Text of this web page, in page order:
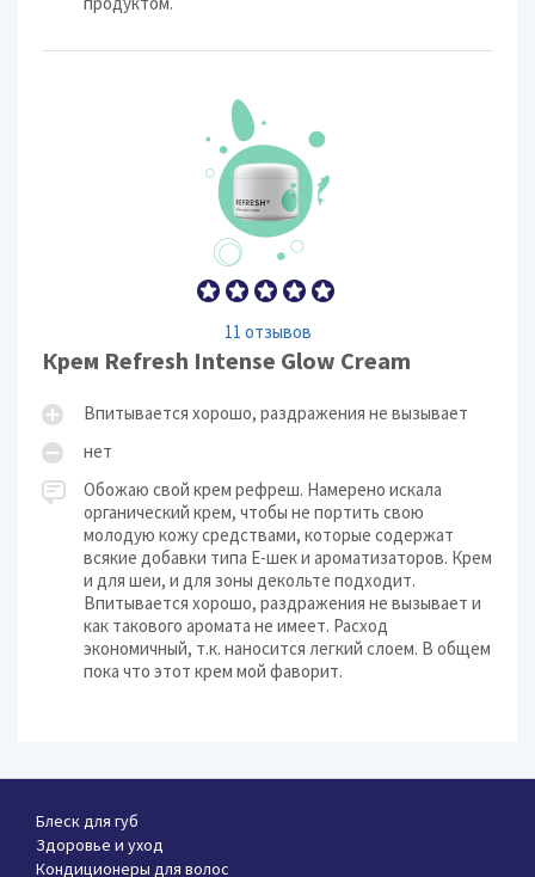
11 отзывов
Крем Refresh Intense Glow Cream
Впитывается хорошо, раздражения не вызывает
нет
Обожаю свой крем рефреш. Намерено искала
органический крем, чтобы не портить свою
молодую кожу средствами, которые содержат
всякие добавки типа Е-шек и ароматизаторов. Крем
и для шеи, и для зоны декольте подходит.
Впитывается хорошо, раздражения не вызывает и
как такового аромата не имеет. Расход
экономичный, т.к. наносится легкий слоем. В общем
пока что этот крем мой фаворит.
Блеск для губ
Здоровье и уход
Кондиционеры для волос